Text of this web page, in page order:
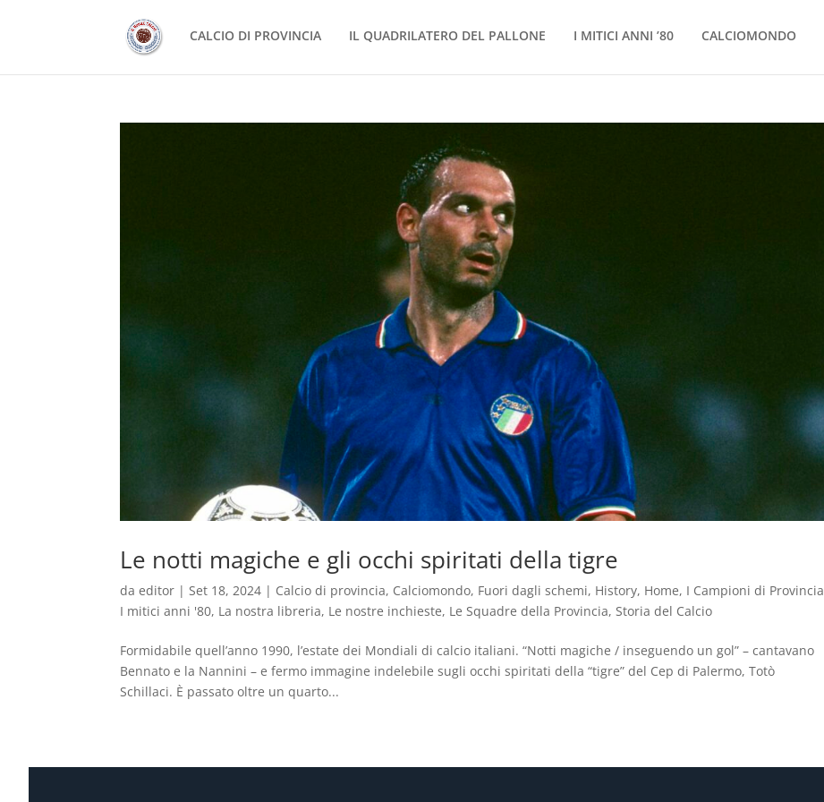
CALCIO DI PROVINCIA IL QUADRILATERO DEL PALLONE I MITICI ANNI ’80 CALCIOMONDO
Le notti magiche e gli occhi spiritati della tigre
daeditor |Set 18, 2024 | Calcio di provincia, Calciomondo, Fuori dagli schemi, History, Home, I Campioni di Provincia
I mitici anni '80, La nostra libreria, Le nostre inchieste, Le Squadre della Provincia,Storia del Calcio
Formidabile quell’anno 1990, l’estate dei Mondiali di calcio italiani. “Notti magiche / inseguendo un gol” – cantavano
Bennato e la Nannini – e fermo immagine indelebile sugli occhi spiritati della “tigre” del Cep di Palermo, Totò
Schillaci. È passato oltre un quarto...